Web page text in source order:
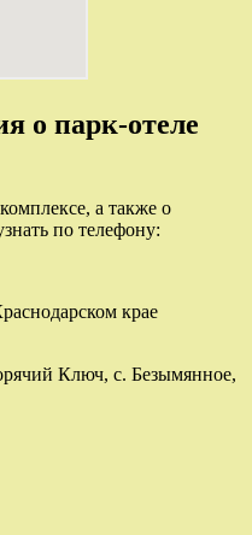
о парк-отеле
а также о
по телефону:
крае
Ключ, с. Безымянное,